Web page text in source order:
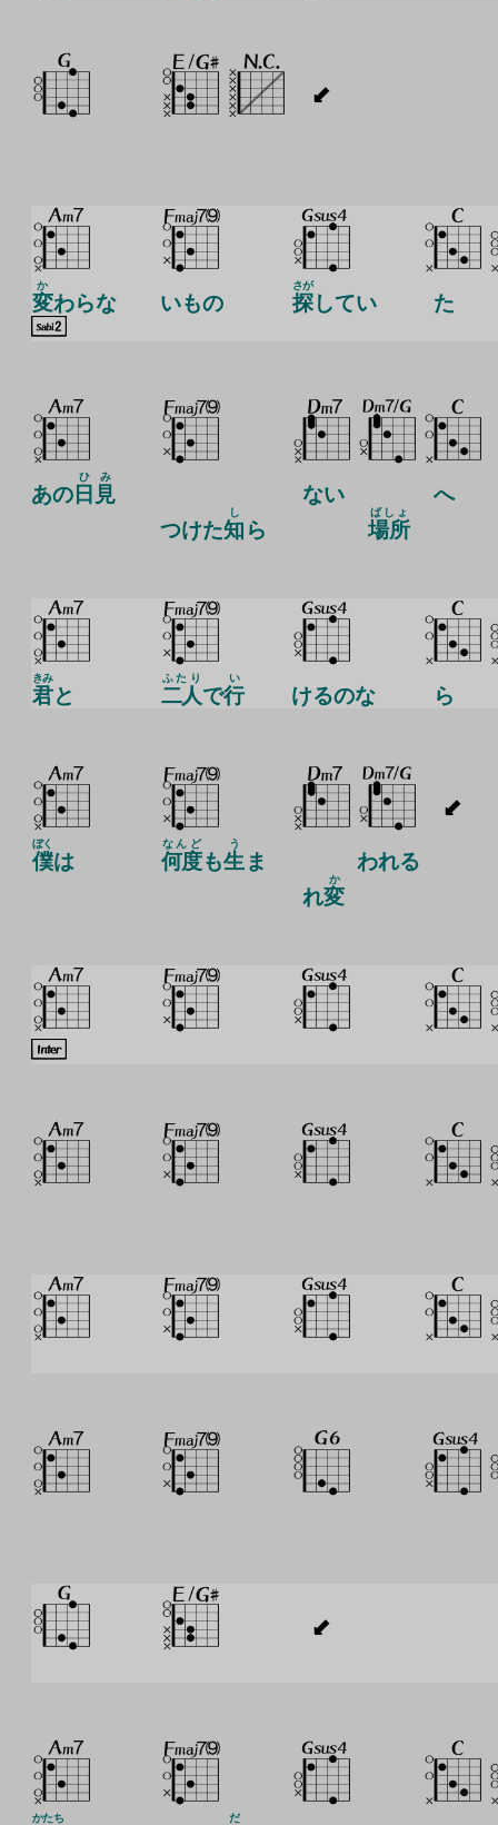
変
か
わらな いもの 探
さが
してい た
あの 日
ひ
見
み
つけた知
し
ら
ない
場所
ばしょ
へ
君
きみ
と 二人
ふたり
で行
い
けるのな ら
僕
ぼく
は 何度
なんど
も生
う
ま
れ変
か
われる
かたち だ